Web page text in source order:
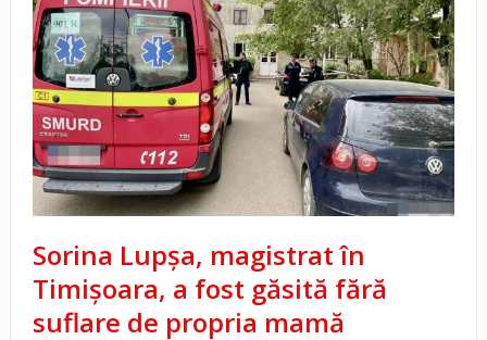
Sorina Lupșa, magistrat în
Timișoara, a fost găsită fără
suflare de propria mamă